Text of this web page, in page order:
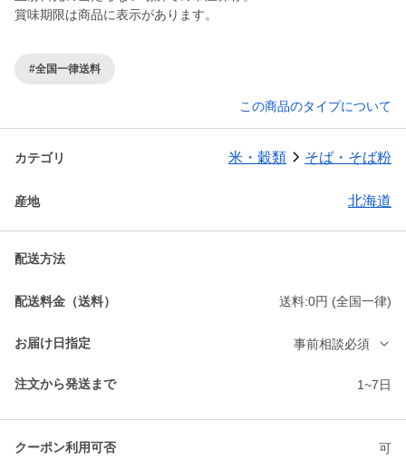
賞味期限は商品に表示があります。
#全国一律送料
この商品のタイプについて
カテゴリ 米・穀類 そば・そば粉
産地 北海道
配送方法
配送料金（送料） 送料:0円 (全国一律)
お届け日指定 事前相談必須
注文から発送まで 1~7日
クーポン利用可否 可